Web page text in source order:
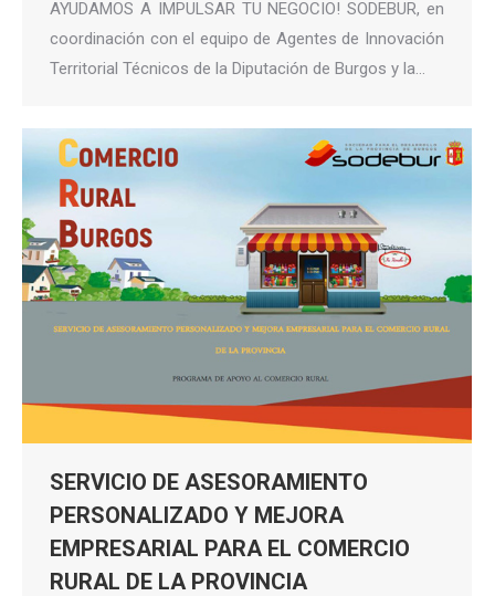
AYUDAMOS A IMPULSAR TU NEGOCIO! SODEBUR, en
coordinación con el equipo de Agentes de Innovación
Territorial Técnicos de la Diputación de Burgos y la…
SERVICIO DE ASESORAMIENTO
PERSONALIZADO Y MEJORA
EMPRESARIAL PARA EL COMERCIO
RURAL DE LA PROVINCIA